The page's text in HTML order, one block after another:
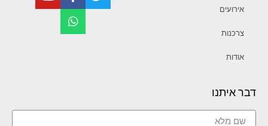
אירועים
צרכנות
אודות
דבר איתנו